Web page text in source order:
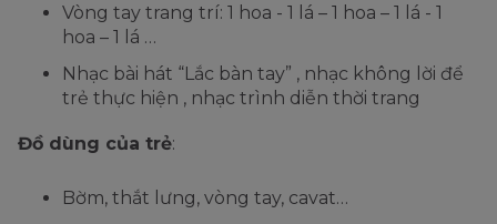
Vòng tay trang trí: 1 hoa - 1 lá – 1 hoa – 1 lá - 1
hoa – 1 lá …
Nhạc bài hát “Lắc bàn tay” , nhạc không lời để
trẻ thực hiện , nhạc trình diễn thời trang
Đồ dùng của trẻ:
Bờm, thắt lưng, vòng tay, cavat…